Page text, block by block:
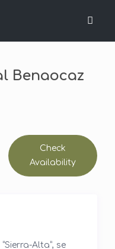
Benaocaz
Check
Availability
Alta”, se